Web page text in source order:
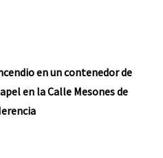
en un contenedor de
en la Calle Mesones de